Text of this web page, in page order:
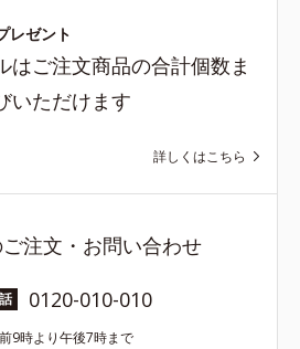
レゼント
はご注文商品の合計個数ま
いただけます
詳しくはこちら
注文・お問い合わせ
0120-010-010
9時より午後7時まで